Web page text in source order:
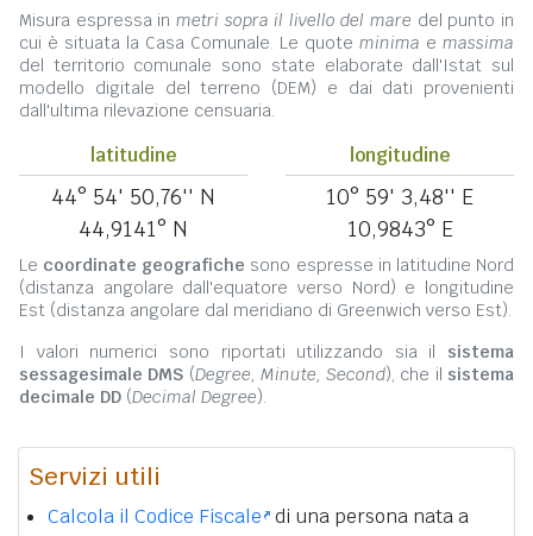
Misura espressa in metri sopra il livello del mare del punto in
cui è situata la Casa Comunale. Le quote minima e massima
del territorio comunale sono state elaborate dall'Istat sul
modello digitale del terreno (DEM) e dai dati provenienti
dall'ultima rilevazione censuaria.
latitudine
44° 54' 50,76'' N
44,9141° N
longitudine
10° 59' 3,48'' E
10,9843° E
Le coordinate geografiche sono espresse in latitudine Nord
(distanza angolare dall'equatore verso Nord) e longitudine
Est (distanza angolare dal meridiano di Greenwich verso Est).
I valori numerici sono riportati utilizzando sia il sistema
sessagesimale DMS (Degree, Minute, Second), che il sistema
decimale DD (Decimal Degree).
Servizi utili
Calcola il Codice Fiscale di una persona nata a